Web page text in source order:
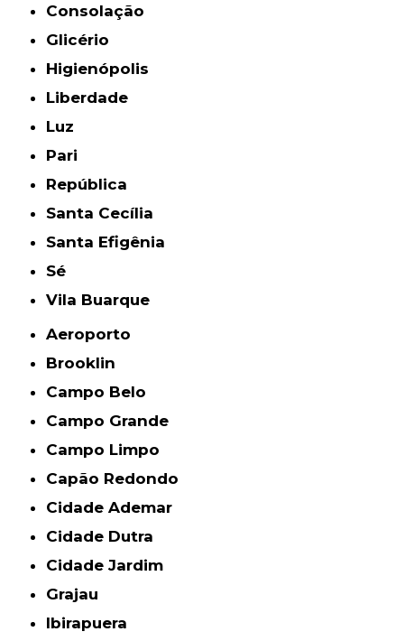
Consolação
Glicério
Higienópolis
Liberdade
Luz
Pari
República
Santa Cecília
Santa Efigênia
Sé
Vila Buarque
Aeroporto
Brooklin
Campo Belo
Campo Grande
Campo Limpo
Capão Redondo
Cidade Ademar
Cidade Dutra
Cidade Jardim
Grajau
Ibirapuera